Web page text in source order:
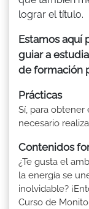
lograr el título.
Estamos aquí
guiar a
de formación
Prácticas
Sí, para
necesario
Contenidos
¿Te gusta el
la energía se
inolvidable?
Curso de